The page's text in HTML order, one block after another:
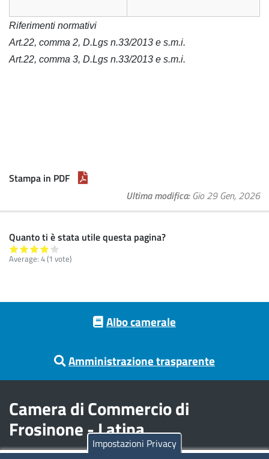
Riferimenti normativi
Art.22, comma 2, D.Lgs n.33/2013 e s.m.i.
Art.22, comma 3, D.Lgs n.33/2013 e s.m.i.
Stampa in PDF
Ultima modifica Gio 29 Gen, 2026
Quanto ti è stata utile questa pagina?
Average: 4(1 vote)
Albo camerale
Amministrazione trasparente
Camera di Commercio di
Frosinone - Latina
Impostazioni Privacy